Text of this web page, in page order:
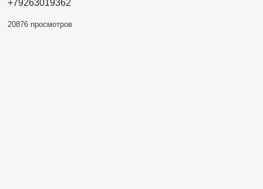
+79263019362
20876 просмотров